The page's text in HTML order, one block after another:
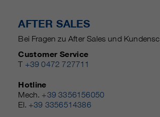
AFTER SALES
Bei Fragen zu After Sales und
Customer Service
T +39 0472 727711
Hotline
Mech. +39 3356156050
El. +39 3356514386